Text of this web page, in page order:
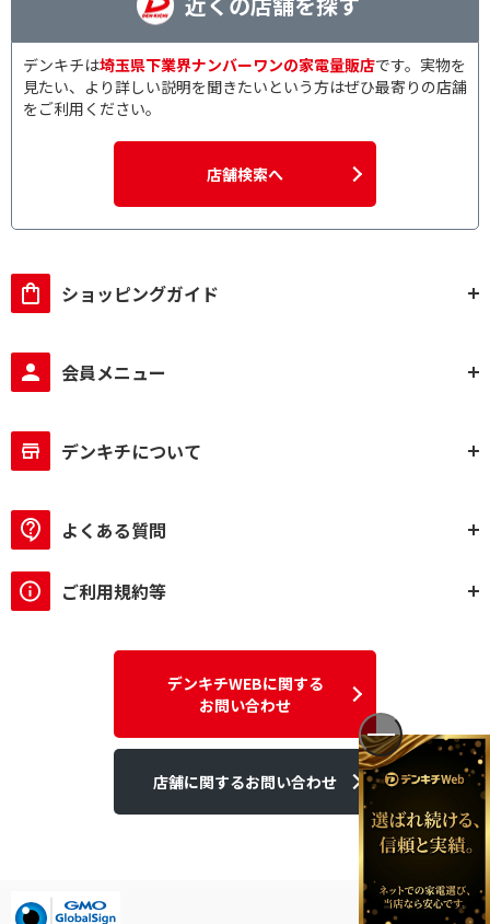
デンキチは埼玉県下業界ナンバーワンの家電量販店です。実物を
見たい、より詳しい説明を聞きたいという方はぜひ最寄りの店舗
をご利用ください。
店舗検索へ
ショッピングガイド
会員メニュー
デンキチについて
よくある質問
ご利用規約等
デンキチWEBに関する
お問い合わせ
店舗に関するお問い合わせ